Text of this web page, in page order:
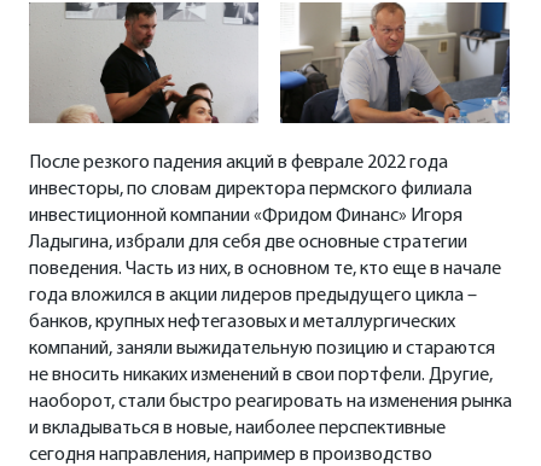
После резкого падения акций в феврале 2022 года
инвесторы, по словам директора пермского филиала
инвестиционной компании «Фридом Финанс» Игоря
Ладыгина, избрали для себя две основные стратегии
поведения. Часть из них, в основном те, кто еще в начале
года вложился в акции лидеров предыдущего цикла –
банков, крупных нефтегазовых и металлургических
компаний, заняли выжидательную позицию и стараются
не вносить никаких изменений в свои портфели. Другие,
наоборот, стали быстро реагировать на изменения рынка
и вкладываться в новые, наиболее перспективные
сегодня направления, например в производство